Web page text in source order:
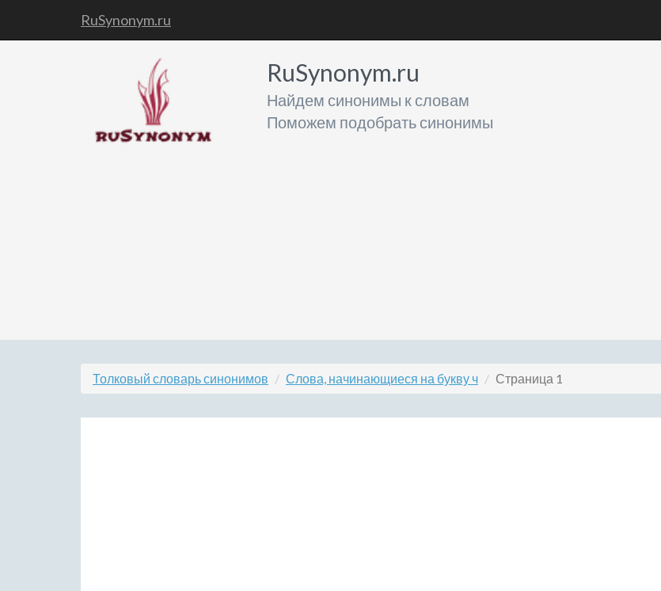
RuSynonym.ru
RuSynonym.ru
Найдем синонимы к словам
Поможем подобрать синонимы
Толковый словарь синонимов Слова, начинающиеся на букву ч Страница 1